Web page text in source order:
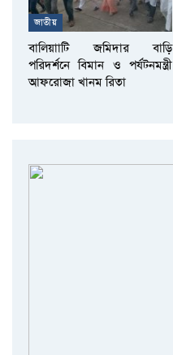
জাতীয়
বালিয়াাটি জমিদার বাড়ি
পরিদর্শনে বিমান ও পর্যটনমন্ত্রী
আফরোজা খানম রিতা